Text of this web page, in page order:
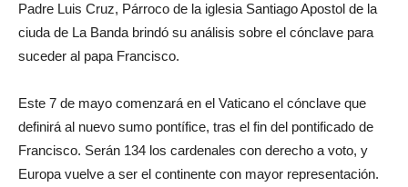
Padre Luis Cruz, Párroco de la iglesia Santiago Apostol de la
ciuda de La Banda brindó su análisis sobre el cónclave para
suceder al papa Francisco.
Este 7 de mayo comenzará en el Vaticano el cónclave que
definirá al nuevo sumo pontífice, tras el fin del pontificado de
Francisco. Serán 134 los cardenales con derecho a voto, y
Europa vuelve a ser el continente con mayor representación.